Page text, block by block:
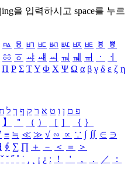
을 입력하시고 space를 누르
ㅰ ㅱ ㅲ ㅳ ㅴ ㅵ ㅶ ㅷ ㅸ
ㅹ
ㆅ ㆆ ㆇ ㆈ ㆉ ㆊ ㆋ ㆌ ㆍ
ㆎ
Π Ρ Σ ΤΥ Φ Χ Ψ Ω α β γ δ ε ζ η
פ ם ן ו ט א ר ק ף ך ל ח
】 ＂ （ ） ［ ］ ｛ ｝
≡ ≒ ≪ ≫ √ ∽ ∝ ∵ ∫ ∬ ∈ ∋
∮ ∑ ∏ ＋ － ＜ ＝
＞
ˇ ˘ ˝ ˚ ˙ ¸ ¡ ¿ ː ！ ＇ ， ． ／
：